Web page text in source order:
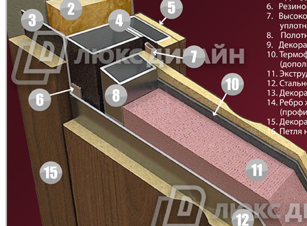
Д-11 Н Д-11 С
C43 C44
C45 C46